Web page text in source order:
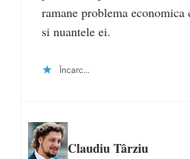
ramane problema economica
si nuantele ei.
Încarc...
Claudiu Târziu